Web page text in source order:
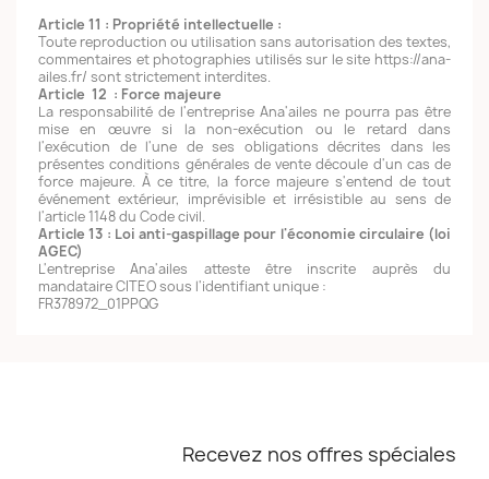
Article 11 : Propriété intellectuelle :
Toute reproduction ou utilisation sans autorisation des textes,
commentaires et photographies utilisés sur le site https://ana-
ailes.fr/ sont strictement interdites.
Article 12 : Force majeure
La responsabilité de l'entreprise Ana'ailes ne pourra pas être
mise en œuvre si la non-exécution ou le retard dans
l'exécution de l'une de ses obligations décrites dans les
présentes conditions générales de vente découle d'un cas de
force majeure. À ce titre, la force majeure s'entend de tout
événement extérieur, imprévisible et irrésistible au sens de
l'article 1148 du Code civil.
Article 13 : Loi anti-gaspillage pour l'économie circulaire (loi
AGEC)
L'entreprise Ana'ailes atteste être inscrite auprès du
mandataire CITEO sous l'identifiant unique :
FR378972_01PPQG
Recevez nos offres spéciales